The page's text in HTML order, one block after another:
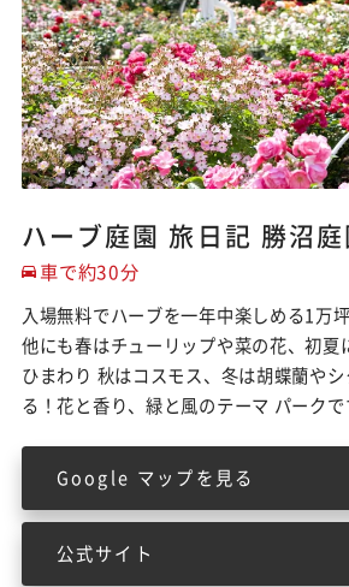
ハーブ庭園 旅日記 勝沼庭
車で約30分
入場無料でハーブを一年中楽しめる1万
他にも春はチューリップや菜の花、初夏
ひまわり 秋はコスモス、冬は胡蝶蘭や
る！花と香り、緑と風のテーマ パークで
Google マップを見る
公式サイト